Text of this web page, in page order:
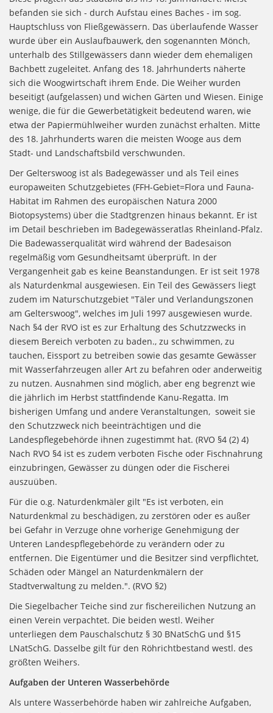
befanden sie sich - durch Aufstau eines Baches - im sog.
Hauptschluss von Fließgewässern. Das überlaufende Wasser
wurde über ein Auslaufbauwerk, den sogenannten Mönch,
unterhalb des Stillgewässers dann wieder dem ehemaligen
Bachbett zugeleitet. Anfang des 18. Jahrhunderts näherte
sich die Woogwirtschaft ihrem Ende. Die Weiher wurden
beseitigt (aufgelassen) und wichen Gärten und Wiesen. Einige
wenige, die für die Gewerbetätigkeit bedeutend waren, wie
etwa der Papiermühlweiher wurden zunächst erhalten. Mitte
des 18. Jahrhunderts waren die meisten Wooge aus dem
Stadt- und Landschaftsbild verschwunden.
Der Gelterswoog ist als Badegewässer und als Teil eines
europaweiten Schutzgebietes (FFH-Gebiet=Flora und Fauna-
Habitat im Rahmen des europäischen Natura 2000
Biotopsystems) über die Stadtgrenzen hinaus bekannt. Er ist
im Detail beschrieben im Badegewässeratlas Rheinland-Pfalz.
Die Badewasserqualität wird während der Badesaison
regelmäßig vom Gesundheitsamt überprüft. In der
Vergangenheit gab es keine Beanstandungen. Er ist seit 1978
als Naturdenkmal ausgewiesen. Ein Teil des Gewässers liegt
zudem im Naturschutzgebiet "Täler und Verlandungszonen
am Gelterswoog", welches im Juli 1997 ausgewiesen wurde.
Nach §4 der RVO ist es zur Erhaltung des Schutzzwecks in
diesem Bereich verboten zu baden., zu schwimmen, zu
tauchen, Eissport zu betreiben sowie das gesamte Gewässer
mit Wasserfahrzeugen aller Art zu befahren oder anderweitig
zu nutzen. Ausnahmen sind möglich, aber eng begrenzt wie
die jährlich im Herbst stattfindende Kanu-Regatta. Im
bisherigen Umfang und andere Veranstaltungen, soweit sie
den Schutzzweck nich beeinträchtigen und die
Landespflegebehörde ihnen zugestimmt hat. (RVO §4 (2) 4)
Nach RVO §4 ist es zudem verboten Fische oder Fischnahrung
einzubringen, Gewässer zu düngen oder die Fischerei
auszuüben.
Für die o.g. Naturdenkmäler gilt "Es ist verboten, ein
Naturdenkmal zu beschädigen, zu zerstören oder es außer
bei Gefahr in Verzuge ohne vorherige Genehmigung der
Unteren Landespflegebehörde zu verändern oder zu
entfernen. Die Eigentümer und die Besitzer sind verpflichtet,
Schäden oder Mängel an Naturdenkmälern der
Stadtverwaltung zu melden.". (RVO §2)
Die Siegelbacher Teiche sind zur fischereilichen Nutzung an
einen Verein verpachtet. Die beiden westl. Weiher
unterliegen dem Pauschalschutz § 30 BNatSchG und §15
LNatSchG. Dasselbe gilt für den Röhrichtbestand westl. des
größten Weihers.
Aufgaben der Unteren Wasserbehörde
Als untere Wasserbehörde haben wir zahlreiche Aufgaben,